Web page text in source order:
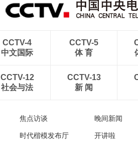
CCTV-4
中文国际
CCTV-5
体 育
CCTV-12
社会与法
CCTV-13
新 闻
焦点访谈 晚间新闻
时代楷模发布厅 开讲啦